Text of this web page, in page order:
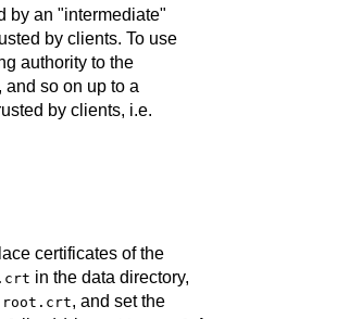
by an "intermediate"
by clients. To use
authority to the
and so on up to a
by clients, i.e.
certificates of the
in the data directory,
root.crt, and set the